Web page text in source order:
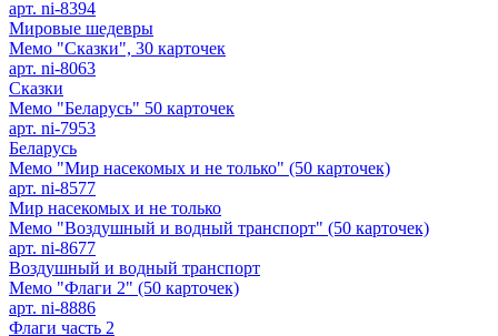
арт. ni-8394
Мировые шедевры
Мемо "Сказки", 30 карточек
арт. ni-8063
Сказки
Мемо "Беларусь" 50 карточек
арт. ni-7953
Беларусь
Мемо "Мир насекомых и не только" (50 карточек)
арт. ni-8577
Мир насекомых и не только
Мемо "Воздушный и водный транспорт" (50 карточек)
арт. ni-8677
Воздушный и водный транспорт
Мемо "Флаги 2" (50 карточек)
арт. ni-8886
Флаги часть 2